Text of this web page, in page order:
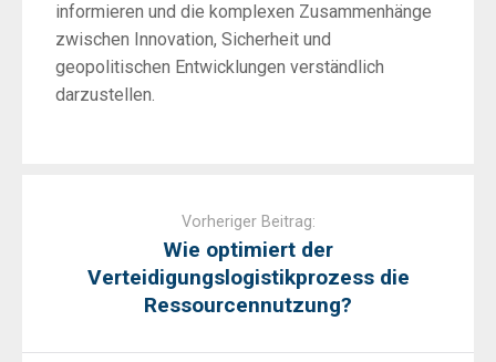
informieren und die komplexen Zusammenhänge
zwischen Innovation, Sicherheit und
geopolitischen Entwicklungen verständlich
darzustellen.
Vorheriger Beitrag:
Wie optimiert der
Verteidigungslogistikprozess die
Ressourcennutzung?